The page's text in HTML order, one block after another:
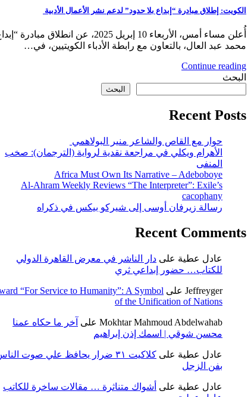
الكويت: إطلاق مبادرة “إبداع بلا حدود” لدعم نشر الأعمال الأدبية
أُعلن مساء أمس، الأربعاء 10
محمد عبد العال، بالتعاون مع رابطة الأدباء الكويتيين، في…
Continue reading
البحث
البحث
Recent Posts
حوار مع القاص والشاعر منير البولاهمي
الأهرام ويكلي في مراجعة نقدية لرواية (الترجمان): صخب
المنفى
Africa Must Own Its Narrative – Adeboboye
Al-Ahram Weekly Reviews “The Interpreter”: Exile’s
cacophany
رسالة زيرفان أوسى إلى شيركو بيكس في ذكراه
Recent Comments
عادل عطية على دار الناشر في معرض القاهرة الدولي
للكتاب… حضور إبداعي ثري
Jeffreyger على “For Service to Humanity”: A Symbol
of the Unification of Nations
Mokhtar Mahmoud Abdelwahab على آخر ما حكاه عمنا
محسن شوقي | اسمك إذن إبراهيم
عادل عطية على
كلاكيت ٣١ ضرار يحافظ علي صوت
بفن الزجل
عادل عطية على أشواك متناثرة … مقالات ساخرة للكاتب